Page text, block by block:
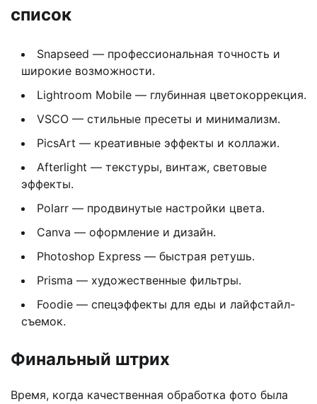
список
Snapseed — профессиональная точность и
широкие возможности.
Lightroom Mobile — глубинная цветокоррекция.
VSCO — стильные пресеты и минимализм.
PicsArt — креативные эффекты и коллажи.
Afterlight — текстуры, винтаж, световые
эффекты.
Polarr — продвинутые настройки цвета.
Canva — оформление и дизайн.
Photoshop Express — быстрая ретушь.
Prisma — художественные фильтры.
Foodie — спецэффекты для еды и лайфстайл-
съемок.
Финальный штрих
Время, когда качественная обработка фото была